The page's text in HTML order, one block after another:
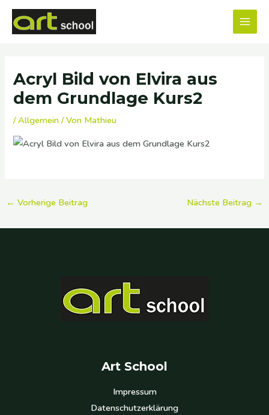
Zum
Inhalt
Acryl Bild von Elvira aus
dem Grundlage Kurs2
/Allgemein / Von Mathieu
← Vorherige Beitrag Nächste Beitrag →
Art School
Impressum
Datenschutzerklärung